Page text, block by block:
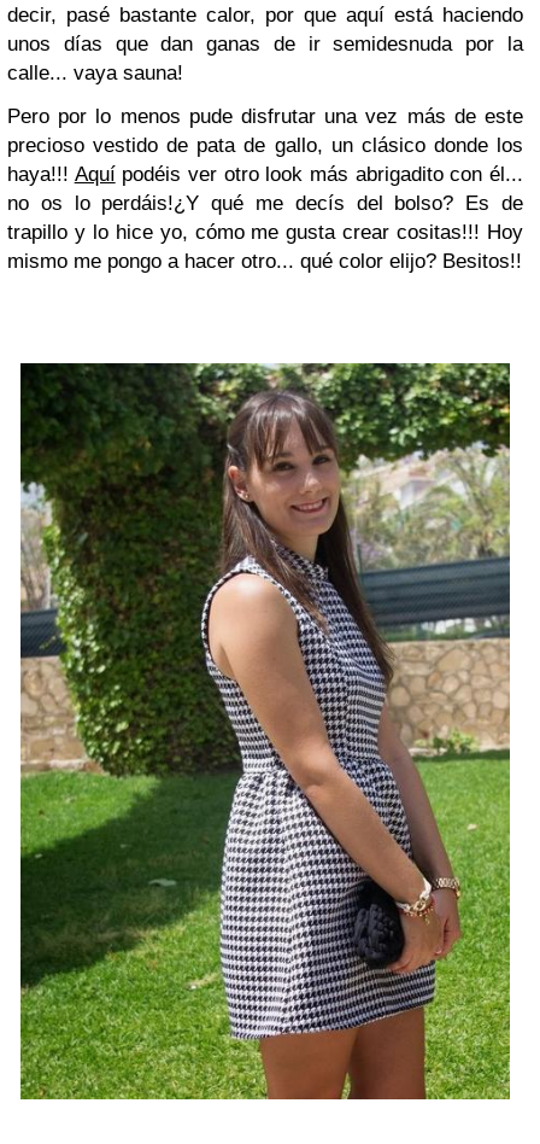
decir, pasé bastante calor, por que aquí está haciendo
unos días que dan ganas de ir semidesnuda por la
calle... vaya sauna!
Pero por lo menos pude disfrutar una vez más de este
precioso vestido de pata de gallo, un clásico donde los
haya!!! Aquí podéis ver otro look más abrigadito con él...
no os lo perdáis!¿Y qué me decís del bolso? Es de
trapillo y lo hice yo, cómo me gusta crear cositas!!! Hoy
mismo me pongo a hacer otro... qué color elijo? Besitos!!